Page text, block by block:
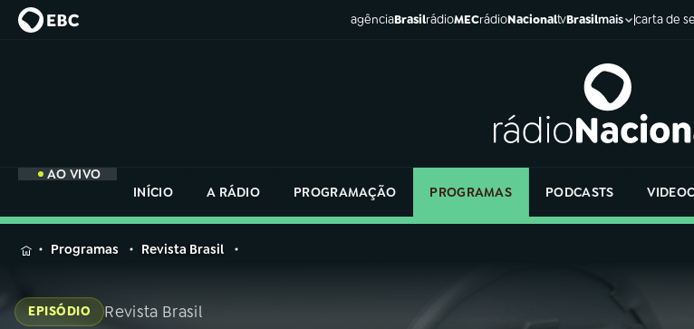
agênciaBrasilrádioMECrádioNacionaltvBrasilmais carta de
AO VIVO
INÍCIO
A RÁDIO PROGRAMAÇÃO PROGRAMAS PODCASTS
MENU
na
Rádio
Programas Revista Brasil
EPISÓDIO Revista Brasil